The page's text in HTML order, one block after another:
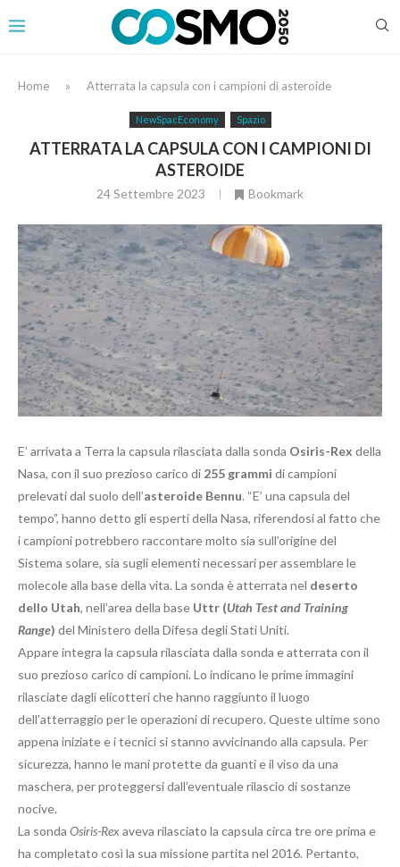
Home » Atterrata la capsula con i campioni di asteroide
NewSpacEconomy Spazio
ATTERRATA LA CAPSULA CON I CAMPIONI DI
ASTEROIDE
24 Settembre 2023 Bookmark
E’ arrivata a Terra la capsula rilasciata dalla sonda Osiris-Rex della
Nasa, con il suo prezioso carico di 255 grammi di campioni
prelevati dal suolo dell’asteroide Bennu. “E’ una capsula del
tempo”, hanno detto gli esperti della Nasa, riferendosi al fatto che
i campioni potrebbero raccontare molto sia sull’origine del
Sistema solare, sia sugli elementi necessari per assemblare le
molecole alla base della vita. La sonda è atterrata nel deserto
dello Utah, nell’area della base Uttr (Utah Test and Training
Range) del Ministero della Difesa degli Stati Uniti.
Appare integra la capsula rilasciata dalla sonda e atterrata con il
suo prezioso carico di campioni. Lo indicano le prime immagini
rilasciate dagli elicotteri che hanno raggiunto il luogo
dell’atterraggio per le operazioni di recupero. Queste ultime sono
appena iniziate e i tecnici si stanno avvicinando alla capsula. Per
sicurezza, hanno le mani protette da guanti e il viso da una
maschera, per proteggersi dall’eventuale rilascio di sostanze
nocive.
La sonda Osiris-Rexaveva rilasciato la capsula circa tre ore prima e
ha completato così la sua missione partita nel 2016. Pertanto,